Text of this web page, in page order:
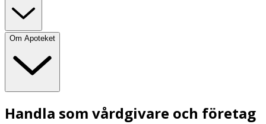
Om Apoteket
Handla som vårdgivare och företag